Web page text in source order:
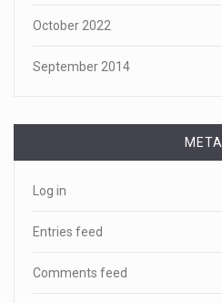
October 2022
September 2014
META
Log in
Entries feed
Comments feed